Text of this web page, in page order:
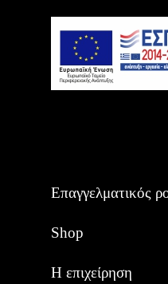
Επαγγελματικός
Shop
Η επιχείρηση